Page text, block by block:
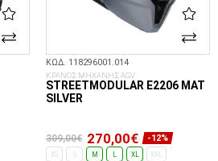
ΚΩΔ. 118296001.014
ΚΡΑΝΟΣ ΜΗΧΑΝΗΣ AGV
STREETMODULAR E2206 MAT
SILVER
309,00€ 270,00€ -12%
XS S M XL XXL